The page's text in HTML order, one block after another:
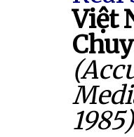
Việt
1985)